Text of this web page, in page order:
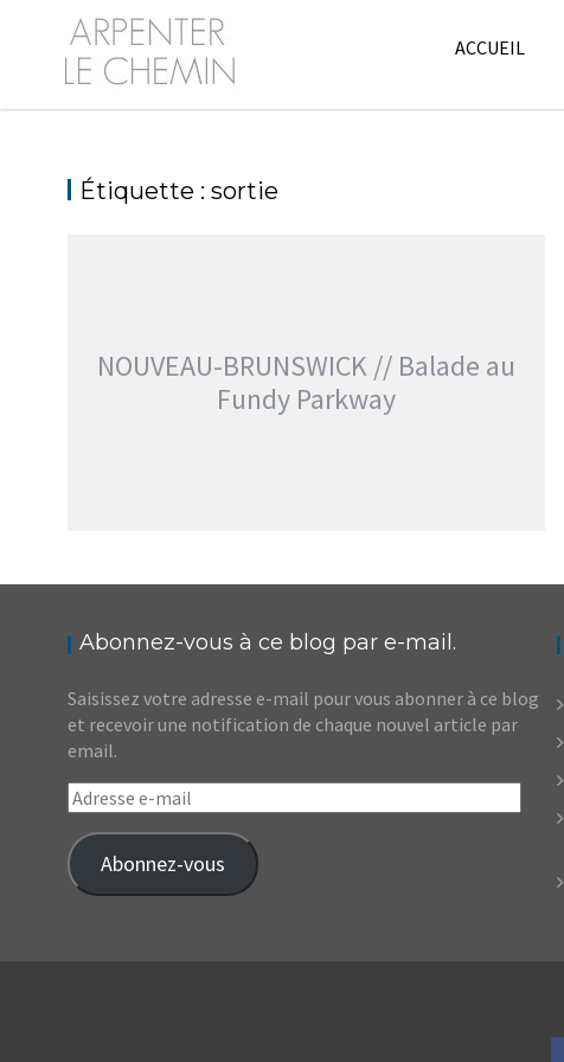
ACCUEIL
Étiquette : sortie
NOUVEAU-BRUNSWICK // Balade au
Fundy Parkway
PARKWAY
Blog
Abonnez-vous à ce blog par e-mail.
Saisissez votre adresse e-mail pour vous abonner à ce blog
et recevoir une notification de chaque nouvel article par
email.
Adresse
e-
mail
Abonnez-vous